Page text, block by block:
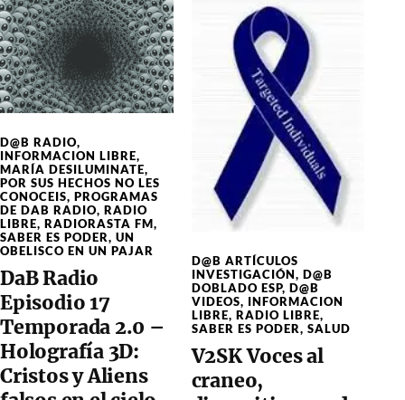
D@B RADIO,
INFORMACION LIBRE,
MARÍA DESILUMINATE,
POR SUS HECHOS NO LES
CONOCEIS, PROGRAMAS
DE DAB RADIO, RADIO
LIBRE, RADIORASTA FM,
SABER ES PODER, UN
OBELISCO EN UN PAJAR
DaB Radio
Episodio 17
Temporada 2.0 –
Holografía 3D:
Cristos y Aliens
D@B ARTÍCULOS
INVESTIGACIÓN, D@B
DOBLADO ESP, D@B
VIDEOS, INFORMACION
LIBRE, RADIO LIBRE,
SABER ES PODER, SALUD
V2SK Voces al
craneo,